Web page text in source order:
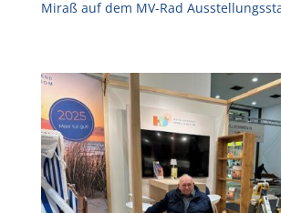
Miraß auf dem MV-Rad